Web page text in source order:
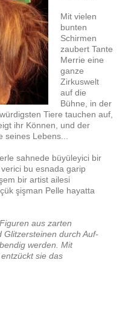
Mit vielen
bunten
Schirmen
zaubert Tante
Merrie eine
ganze
Zirkuswelt
auf die
Bühne, in der
Tiere tauchen auf,
ihr Können, und der
Lebens...
sahnede büyüleyici bir
verici bu esnada garip
bir artist ailesi
şişman Pelle hayatta
aus zarten
durch Auf-
werden. Mit
sie das